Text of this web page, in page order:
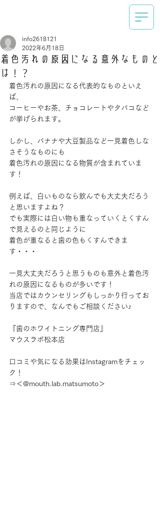
着色汚れの原因になる意外なものと
は！？
info2618121
2022年6月18日
着色汚れの原因になる代表的なものといえ
ば、
コーヒーやお茶、チョコレートやタバコなど
が挙げられます。
しかし、バナナや大豆製品など一見着色しな
さそうなものにも
着色汚れの原因になる物質が含まれていま
す！
例えば、白いものなら飲んでも大丈夫だろう
と思いますよね？
でも実際には白い物も重なっていくとくすん
で見えるのと同じように
着色が重なると歯の色もくすんできま
す・・・
一見大丈夫だろうと思うものも意外と着色汚
れの原因になるものが多いです！
当店ではカウンセリングもしっかり行ってお
りますので、なんでもご相談ください♪
『歯のホワイトニング専門店』
マウスラボ松本店
口コミや気になる効果はInstagramをチェッ
ク！
⇒＜@mouth.lab.matsumoto＞